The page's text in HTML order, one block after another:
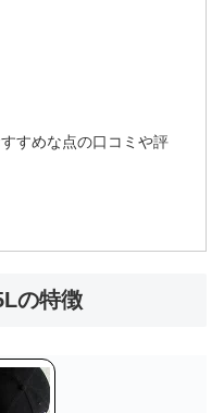
すめな点の口コミや評
の特徴